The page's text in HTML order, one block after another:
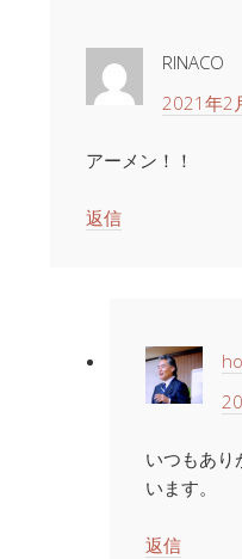
RINACO
2021年2
アーメン！！
返信
いつもあり
います。
返信